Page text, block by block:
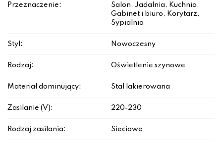
Przeznaczenie:
Salon, Jadalnia, Kuchnia,
Gabinet i biuro, Korytarz,
Sypialnia
Styl: Nowoczesny
Rodzaj: Oświetlenie szynowe
Materiał dominujący: Stal lakierowana
Zasilanie (V): 220-230
Rodzaj zasilania: Sieciowe